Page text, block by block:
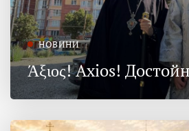
НОВИНИ
Άξιος! Axios!